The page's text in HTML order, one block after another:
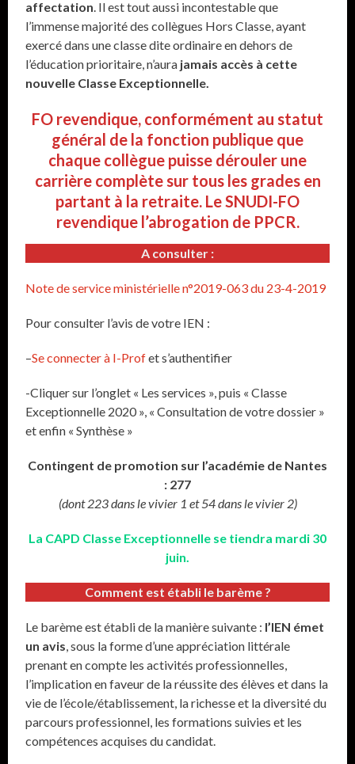
affectation . Il est tout aussi incontestable que
l’immense majorité des collègues Hors Classe, ayant
exercé dans une classe dite ordinaire en dehors de
l’éducation prioritaire, n’aura jamais accès à cette
nouvelle Classe Exceptionnelle.
FO revendique, conformément au statut
général de la fonction publique que
chaque collègue puisse dérouler une
carrière complète sur tous les grades en
partant à la retraite. Le SNUDI-FO
revendique l’abrogation de PPCR.
A consulter :
Note de service ministérielle n°2019-063 du 23-4-2019
Pour consulter l’avis de votre IEN :
–Se connecter à I-Profet s’authentifier
-Cliquer sur l’onglet « Les services », puis « Classe
Exceptionnelle 2020 », « Consultation de votre dossier »
et enfin « Synthèse »
Contingent de promotion sur l’académie de Nantes
: 277
(dont 223 dans le vivier 1 et 54 dans le vivier 2)
La CAPD Classe Exceptionnelle se tiendra mardi 30
juin.
Comment est établi le barème ?
Le barème est établi de la manière suivante : l’IEN émet
un avis , sous la forme d’une appréciation littérale
prenant en compte les activités professionnelles,
l’implication en faveur de la réussite des élèves et dans la
vie de l’école/établissement, la richesse et la diversité du
parcours professionnel, les formations suivies et les
compétences acquises du candidat.